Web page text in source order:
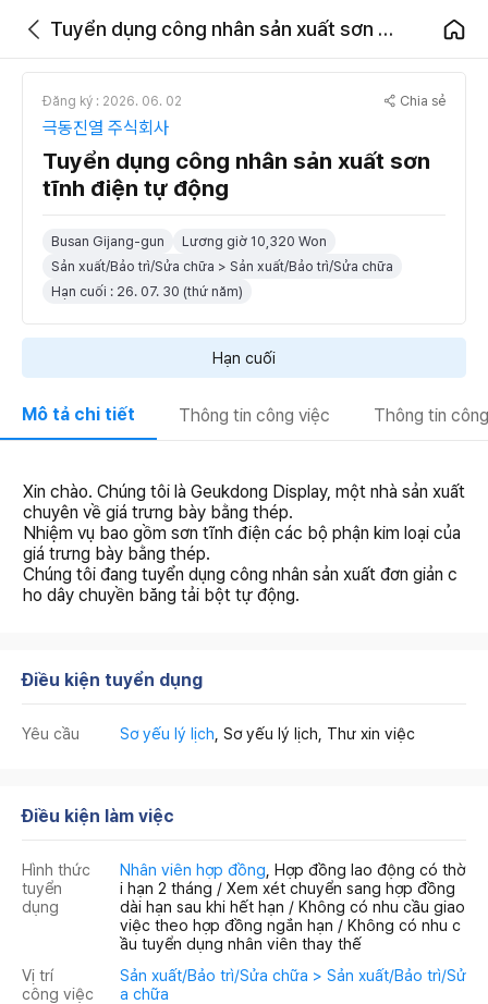
Tuyển dụng công nhân sản xuất sơn tĩnh điện tự động
Đăng ký : 2026. 06. 02 Chia sẻ
극동진열 주식회사
Tuyển dụng công nhân sản xuất sơn
tĩnh điện tự động
Busan Gijang-gun
Lương giờ 10,320 Won
Sản xuất/Bảo trì/Sửa chữa > Sản xuất/Bảo trì/Sửa chữa
Hạn cuối : 26. 07. 30 (thứ năm)
Hạn cuối
Mô tả chi tiết Thông tin công việc Thông tin
Xin chào. Chúng tôi là Geukdong Display, một nhà sản xuất
chuyên về giá trưng bày bằng thép.
Nhiệm vụ bao gồm sơn tĩnh điện các bộ phận kim loại của
giá trưng bày bằng thép.
Chúng tôi đang tuyển dụng công nhân sản xuất đơn giản c
ho dây chuyền băng tải bột tự động.
Điều kiện tuyển dụng
Yêu cầu Sơ yếu lý lịch , Sơ yếu lý lịch, Thư xin việc
Điều kiện làm việc
Hình thức
tuyển
dụng
Nhân viên hợp đồng , Hợp đồng lao động có thờ
i hạn 2 tháng / Xem xét chuyển sang hợp đồng
dài hạn sau khi hết hạn / Không có nhu cầu giao
việc theo hợp đồng ngắn hạn / Không có nhu c
ầu tuyển dụng nhân viên thay thế
Vị trí
công việc
Sản xuất/Bảo trì/Sửa chữa > Sản xuất/Bảo trì/Sử
a chữa